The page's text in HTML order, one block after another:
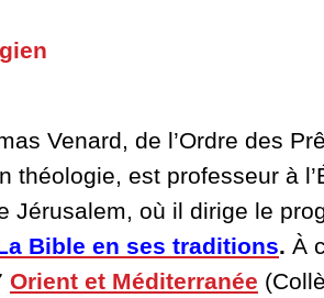
Venard, de l’Ordre des
théologie, est professeur à
Jérusalem, où il dirige le
Bible en ses traditions. À
Orient et Méditerranée (